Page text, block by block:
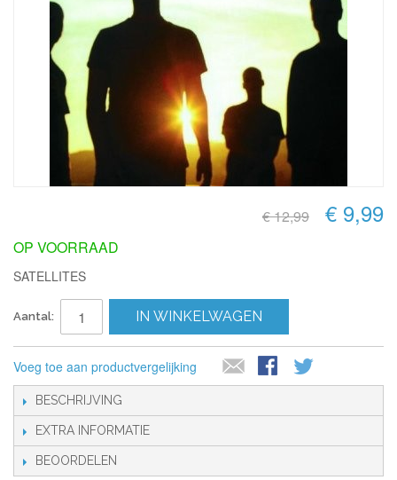
€ 12,99 € 9,99
OP VOORRAAD
SATELLITES
Aantal: IN WINKELWAGEN
Voeg toe aan productvergelijking
BESCHRIJVING
EXTRA INFORMATIE
BEOORDELEN